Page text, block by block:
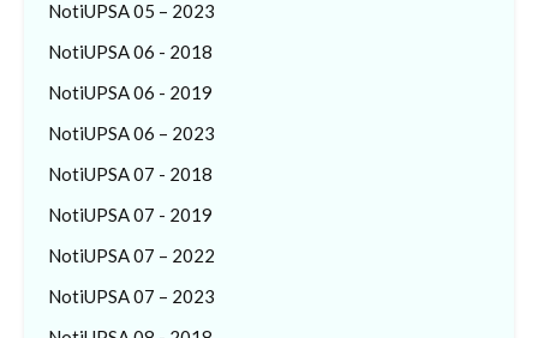
NotiUPSA 05 – 2023
NotiUPSA 06 - 2018
NotiUPSA 06 - 2019
NotiUPSA 06 – 2023
NotiUPSA 07 - 2018
NotiUPSA 07 - 2019
NotiUPSA 07 – 2022
NotiUPSA 07 – 2023